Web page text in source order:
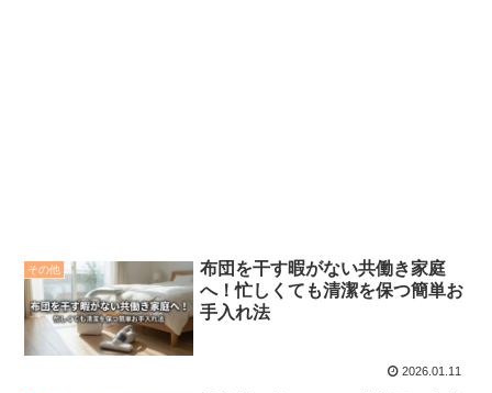
その他
布団を干す暇がない共働き家庭
へ！忙しくても清潔を保つ簡単お
手入れ法
2026.01.11